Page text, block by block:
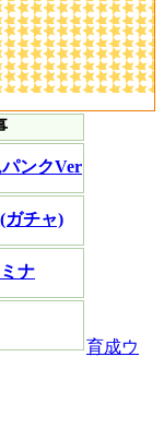
ンクVer
ガチャ)
ナ
育成ウ